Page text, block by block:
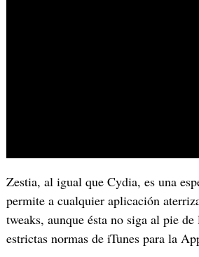
Zestia, al igual que Cydia, es una
permite a cualquier aplicación
tweaks, aunque ésta no siga al pie
estrictas normas de iTunes para la